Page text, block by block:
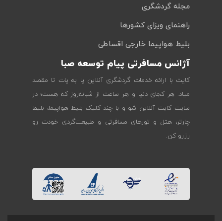
مجله گردشگری
راهنمای ویزای کشورها
بلیط هواپیما خارجی اقساطی
آژانس مسافرتی پیام توسعه صبا
کایت با ارائه خدمات گردشگری آنلاین پا به پات تا مقصد
میاد. هر کجای دنیا و هر ساعت از شبانه‌روز که هست؛ در
سایت کایت آنلاین شو و با چند کلیک بلیط هواپیما، بلیط
چارتر، هتل و تورهای مسافرتی و طبیعت‌گردی خودت رو
رزرو کن.